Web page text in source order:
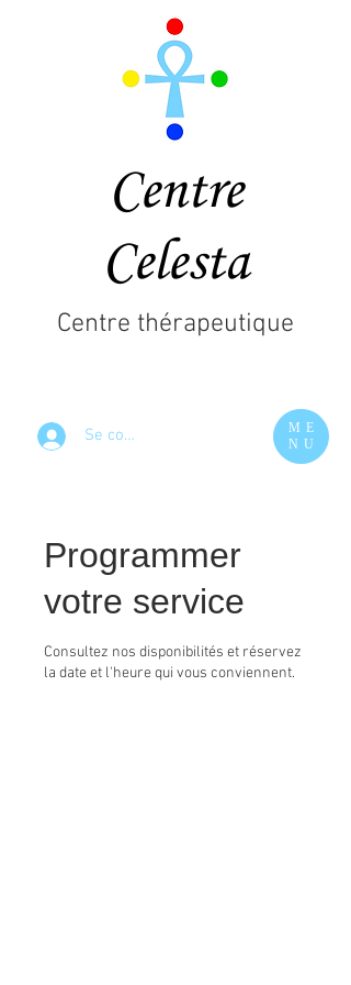
Centre
Celesta
Se connecter
ME
NU
Centre thérapeutique
Programmer
votre service
Consultez nos disponibilités et réservez
la date et l'heure qui vous conviennent.